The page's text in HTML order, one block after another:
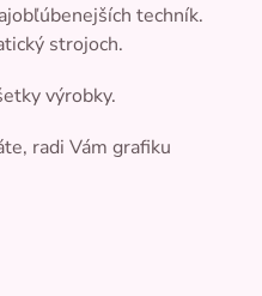
techník.
strojoch.
výrobky.
radi Vám grafiku